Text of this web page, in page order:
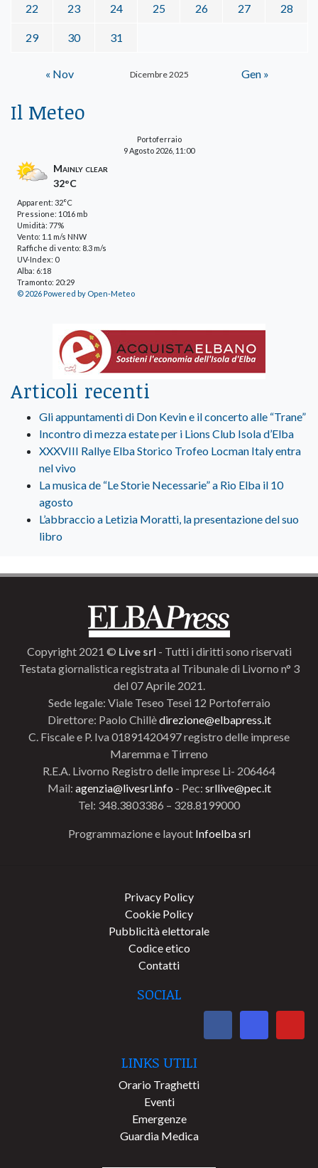
Dicembre 2025
22 23 24 25 26 27 28
29 30 31
« Nov Gen »
Il Meteo
Portoferraio
9 Agosto 2026, 11:00
Mainly clear
32°C
Apparent: 32°C
Pressione: 1016 mb
Umidità: 77%
Vento: 1.1 m/s NNW
Raffiche di vento: 8.3 m/s
UV-Index: 0
Alba: 6:18
Tramonto: 20:29
© 2026 Powered by Open-Meteo
Articoli recenti
Gli appuntamenti di Don Kevin e il concerto alle “Trane”
Incontro di mezza estate per i Lions Club Isola d’Elba
XXXVIII Rallye Elba Storico Trofeo Locman Italy entra
nel vivo
La musica de “Le Storie Necessarie” a Rio Elba il 10
agosto
L’abbraccio a Letizia Moratti, la presentazione del suo
libro
Copyright 2021 © Live srl - Tutti i diritti sono riservati
Testata giornalistica registrata al Tribunale di Livorno n° 3
del 07 Aprile 2021.
Sede legale: Viale Teseo Tesei 12 Portoferraio
Direttore: Paolo Chillèdirezione@elbapress.it
C. Fiscale e P. Iva 01891420497 registro delle imprese
Maremma e Tirreno
R.E.A. Livorno Registro delle imprese Li- 206464
Mail: agenzia@livesrl.info - Pec: srllive@pec.it
Tel: 348.3803386 – 328.8199000
Programmazione e layout Infoelba srl
Privacy Policy
Cookie Policy
Pubblicità elettorale
Codice etico
Contatti
SOCIAL
LINKS UTILI
Orario Traghetti
Eventi
Emergenze
Guardia Medica